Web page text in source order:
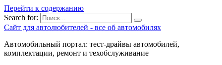
Перейти к содержанию
Search for:
Сайт для автолюбителей - все об автомобилях
Автомобильный портал: тест-драйвы автомобилей,
комплектации, ремонт и техобслуживание